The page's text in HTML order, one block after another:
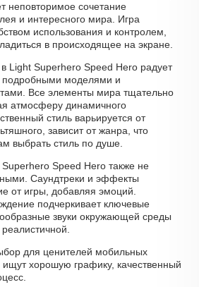
неповторимое сочетание
и интересного мира. Игра
использования и контролем,
в происходящее на экране.
Light Superhero Speed Hero радует
подробными моделями и
Все элементы мира тщательно
атмосферу динамичного
стиль варьируется от
зависит от жанра, что
выбрать стиль по душе.
Speed Hero также не
Саундтреки и эффекты
от игры, добавляя эмоций.
подчеркивает ключевые
звуки окружающей среды
для ценителей мобильных
ищут хорошую графику, качественный